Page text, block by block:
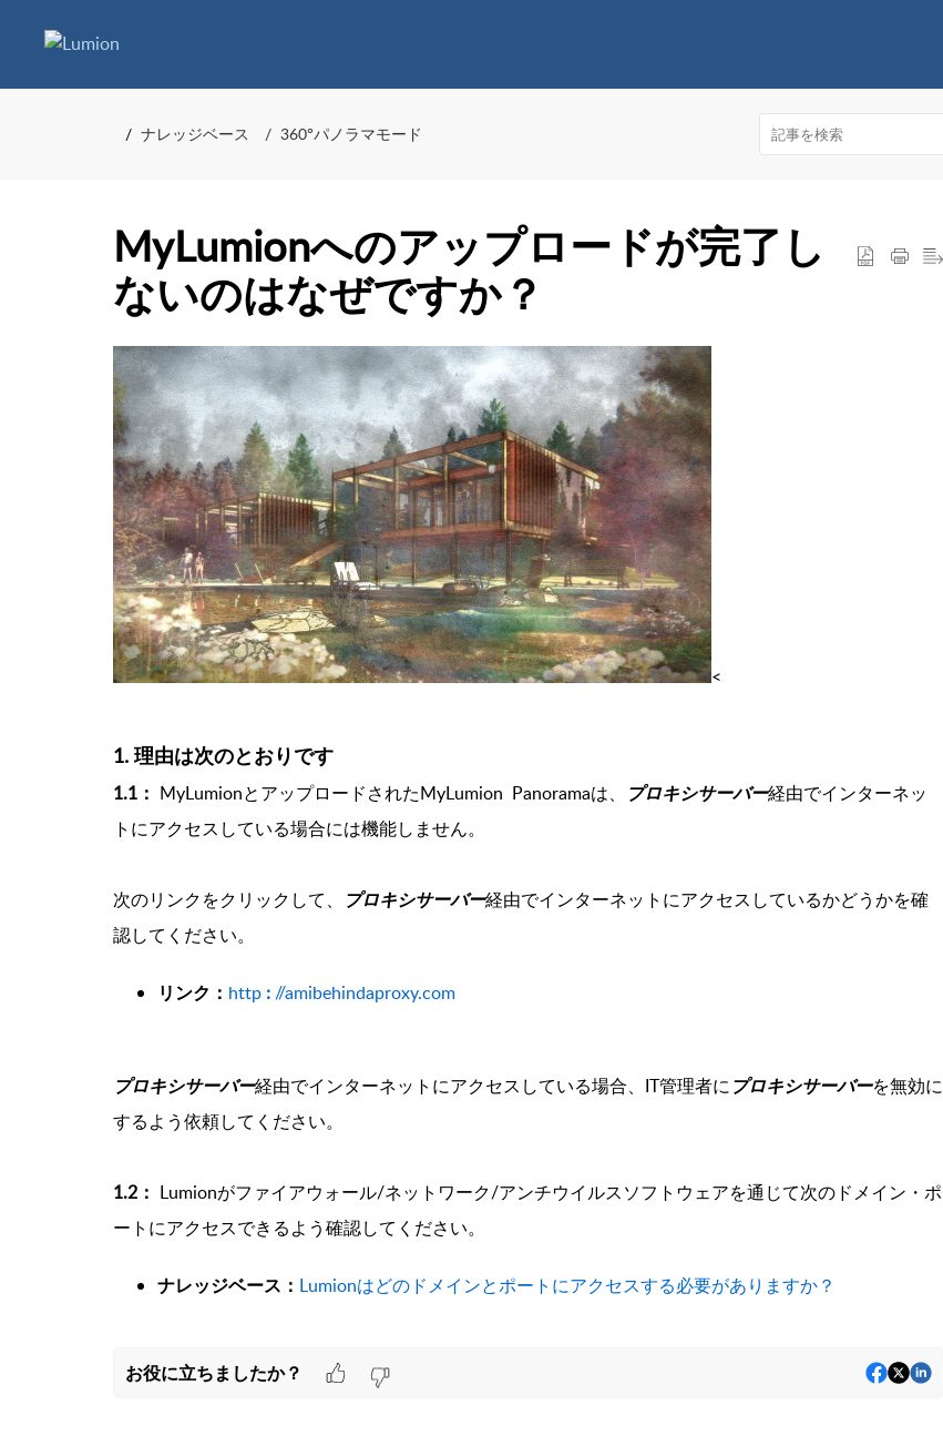
ナレッジベース 360°パノラマモード
MyLumionへのアップロードが完了し
ないのはなぜですか？
<
1. 理由は次のとおりです
1.1： MyLumionとアップロードされたMyLumion Panoramaは、 プロキシサーバー経由でインターネッ
トにアクセスしている場合には機能しません。
次のリンクをクリックして、 プロキシサーバー経由でインターネットにアクセスしているかどうかを確
認してください。
リンク： http : //amibehindaproxy.com
プロキシサーバー経由でインターネットにアクセスしている場合、IT管理者にプロキシサーバーを無効に
するよう依頼してください。
1.2： Lumionがファイアウォール/ネットワーク/アンチウイルスソフトウェアを通じて次のドメイン・ポ
ートにアクセスできるよう確認してください。
ナレッジベース： Lumionはどのドメインとポートにアクセスする必要がありますか？
お役に立ちましたか？